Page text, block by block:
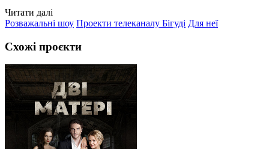
Читати далі
Розважальні шоу Проекти телеканалу Бігуді Для неї
Схожі проєкти